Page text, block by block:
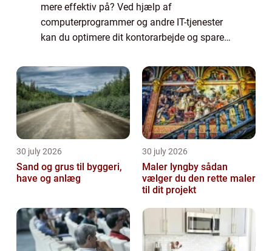
mere effektiv på? Ved hjælp af
computerprogrammer og andre IT-tjenester
kan du optimere dit kontorarbejde og spare
til at være ...
30 july 2026
Sand og grus til byggeri,
have og anlæg
30 july 2026
Maler lyngby sådan
vælger du den rette maler
til dit projekt